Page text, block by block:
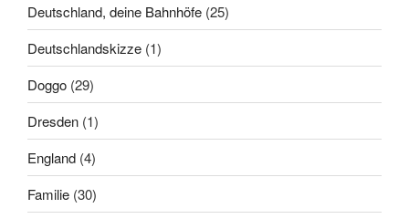
Deutschland, deine Bahnhöfe (25)
Deutschlandskizze (1)
Doggo (29)
Dresden (1)
England (4)
Familie (30)